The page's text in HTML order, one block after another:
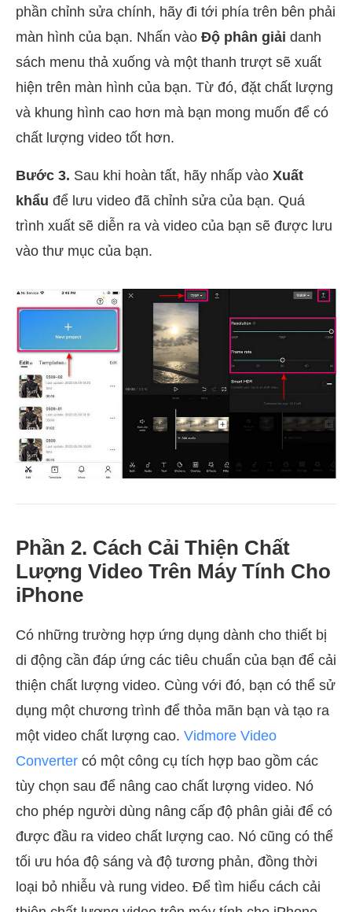
phần chỉnh sửa chính, hãy đi tới phía trên bên phải
màn hình của bạn. Nhấn vào Độ phân giải danh
sách menu thả xuống và một thanh trượt sẽ xuất
hiện trên màn hình của bạn. Từ đó, đặt chất lượng
và khung hình cao hơn mà bạn mong muốn để có
chất lượng video tốt hơn.
Bước 3. Sau khi hoàn tất, hãy nhấp vào Xuất
khẩu để lưu video đã chỉnh sửa của bạn. Quá
trình xuất sẽ diễn ra và video của bạn sẽ được lưu
vào thư mục của bạn.
Phần 2. Cách Cải Thiện Chất
Lượng Video Trên Máy Tính Cho
iPhone
Có những trường hợp ứng dụng dành cho thiết bị
di động cần đáp ứng các tiêu chuẩn của bạn để cải
thiện chất lượng video. Cùng với đó, bạn có thể sử
dụng một chương trình để thỏa mãn bạn và tạo ra
một video chất lượng cao. Vidmore Video
Converter có một công cụ tích hợp bao gồm các
tùy chọn sau để nâng cao chất lượng video. Nó
cho phép người dùng nâng cấp độ phân giải để có
được đầu ra video chất lượng cao. Nó cũng có thể
tối ưu hóa độ sáng và độ tương phản, đồng thời
loại bỏ nhiễu và rung video. Để tìm hiểu cách cải